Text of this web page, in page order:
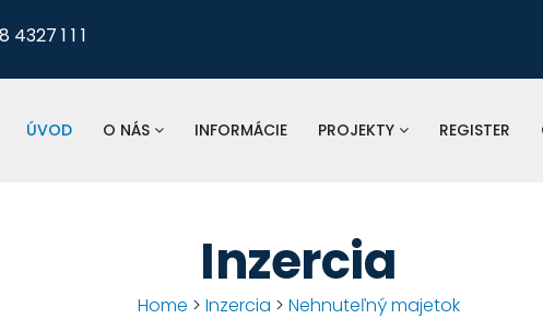
4327 1 1 1
Pre
vodomerov,
spoločnosť:
ÚVOD O NÁS INFORMÁCIE PROJEKTY REGISTER
Inzercia
Home > Inzercia > Nehnuteľný majetok